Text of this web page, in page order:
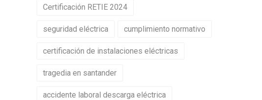
Certificación RETIE 2024
seguridad eléctrica cumplimiento normativo
certificación de instalaciones eléctricas
tragedia en santander
accidente laboral descarga eléctrica